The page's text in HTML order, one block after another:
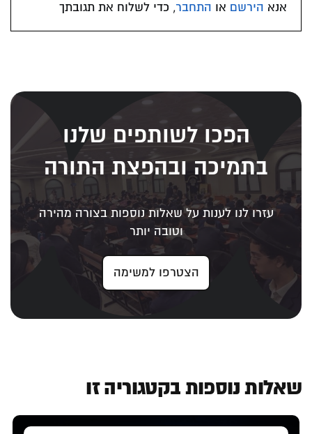
אנא הירשם או התחבר, כדי לשלוח את תגובתך
הפכו לשותפים שלנו
בתמיכה ובהפצת התורה
עזרו לנו לענות על שאלות נוספות בצורה מהירה
וטובה יותר
הצטרפו למשימה
שאלות נוספות בקטגוריה זו